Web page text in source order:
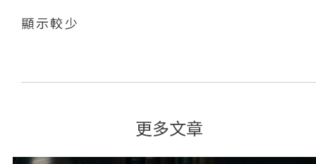
顯示較少
更多文章